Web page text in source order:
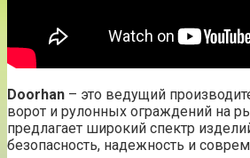
Doorhan – это ведущий
ворот и рулонных ограждений на
предлагает широкий спектр
безопасность, надежность и